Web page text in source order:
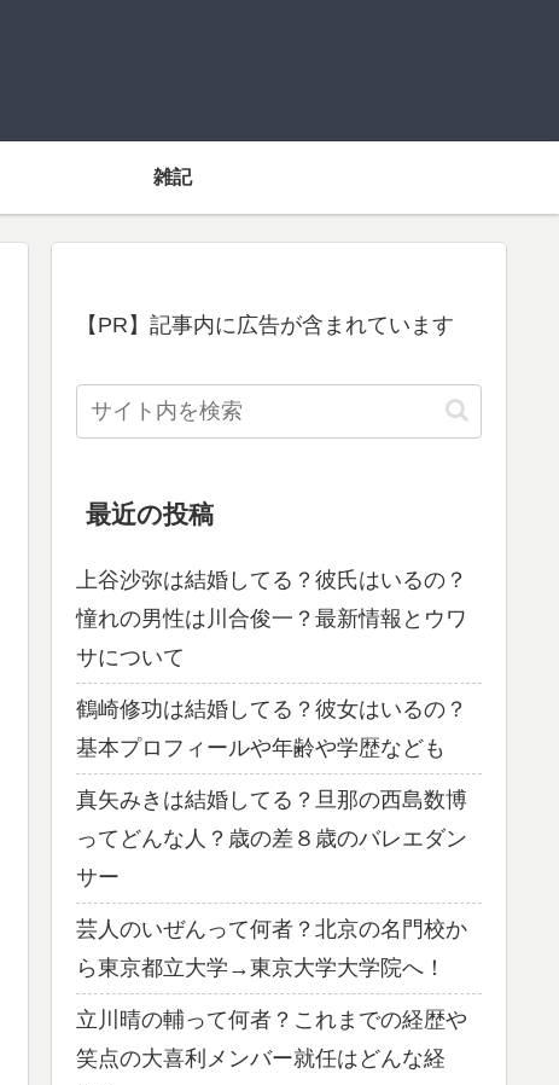
雑記
【PR】記事内に広告が含まれています
最近の投稿
上谷沙弥は結婚してる？彼氏はいるの？
憧れの男性は川合俊一？最新情報とウワ
サについて
鶴崎修功は結婚してる？彼女はいるの？
基本プロフィールや年齢や学歴なども
真矢みきは結婚してる？旦那の西島数博
ってどんな人？歳の差８歳のバレエダン
サー
芸人のいぜんって何者？北京の名門校か
ら東京都立大学→東京大学大学院へ！
立川晴の輔って何者？これまでの経歴や
笑点の大喜利メンバー就任はどんな経